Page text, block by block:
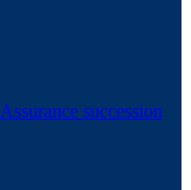
Assurance succession